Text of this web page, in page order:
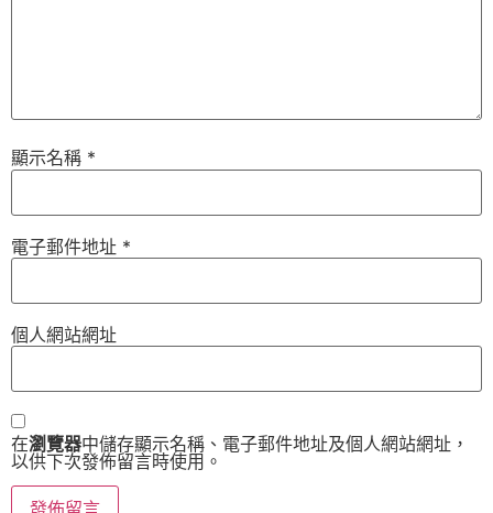
顯示名稱 *
電子郵件地址 *
個人網站網址
在瀏覽器中儲存顯示名稱、電子郵件地址及個人網站網址，
以供下次發佈留言時使用。